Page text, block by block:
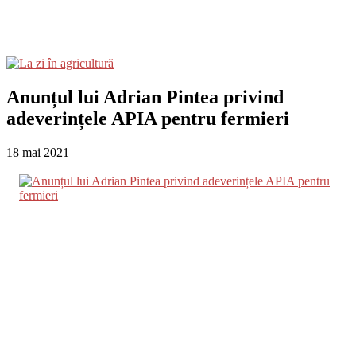
Anunțul lui Adrian Pintea privind
adeverințele APIA pentru fermieri
18 mai 2021